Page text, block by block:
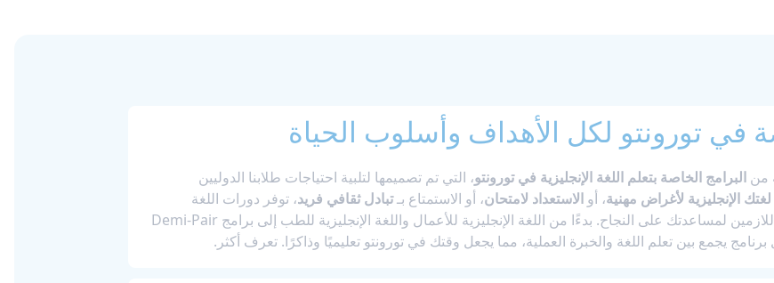
في تورونتو لكل الأهداف وأسلوب الحياة
البرامج الخاصة بتعلم اللغة الإنجليزية في تورونتو، التي تم تصميمها لتلبية احتياجات طلابنا الدوليين
لغتك الإنجليزية لأغراض مهنية، أو الاستعداد لامتحان، أو الاستمتاع بـتبادل ثقافي فريد، توفر دورات اللغة
الإنجليزية الخاصة بنا المرونة والتركيز اللازمين لمساعدتك على النجاح. بدءًا من اللغة الإنجليزية للأعمال واللغة الإنجليزية للطب إلى برامج Demi-Pair
يجمع بين تعلم اللغة والخبرة العملية، مما يجعل وقتك في تورونتو تعليميًا وذاكرًا. تعرف أكثر.